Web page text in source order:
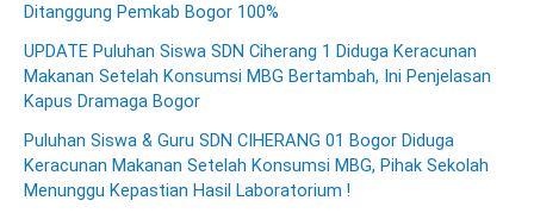
Ditanggung Pemkab Bogor 100%
UPDATE Puluhan Siswa SDN Ciherang 1 Diduga Keracunan
Makanan Setelah Konsumsi MBG Bertambah, Ini Penjelasan
Kapus Dramaga Bogor
Puluhan Siswa & Guru SDN CIHERANG 01 Bogor Diduga
Keracunan Makanan Setelah Konsumsi MBG, Pihak Sekolah
Menunggu Kepastian Hasil Laboratorium !